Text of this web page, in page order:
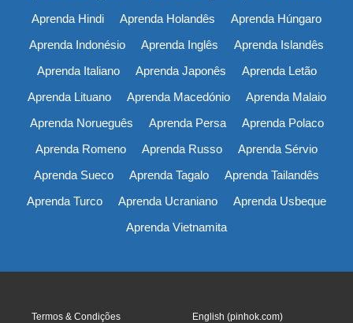
Aprenda Hindi
Aprenda Holandês
Aprenda Húngaro
Aprenda Indonésio
Aprenda Inglês
Aprenda Islandês
Aprenda Italiano
Aprenda Japonês
Aprenda Letão
Aprenda Lituano
Aprenda Macedónio
Aprenda Malaio
Aprenda Norueguês
Aprenda Persa
Aprenda Polaco
Aprenda Romeno
Aprenda Russo
Aprenda Sérvio
Aprenda Sueco
Aprenda Tagalo
Aprenda Tailandês
Aprenda Turco
Aprenda Ucraniano
Aprenda Usbeque
Aprenda Vietnamita
Termos & Condições English (pinhok.com)